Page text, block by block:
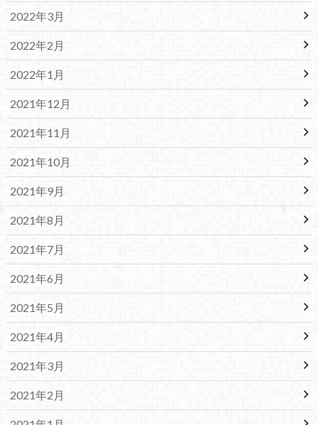
2022年3月
2022年2月
2022年1月
2021年12月
2021年11月
2021年10月
2021年9月
2021年8月
2021年7月
2021年6月
2021年5月
2021年4月
2021年3月
2021年2月